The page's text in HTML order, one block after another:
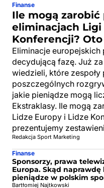
Finanse
Ile mogą
eliminacjach Ligi
Konferencji?
Eliminacje
decydującą fazę. Już
wiedzieli, które
poszczególnych
jakie pieniądze mogą
Ekstraklasy. Ile mogą
Lidze Europy i Lidze
prezentujemy
Redakcja Sport Marketing
Finanse
Sponsorzy, prawa
Europa. Skąd naprawdę
pieniądze w polskim
Bartłomiej Najtkowski